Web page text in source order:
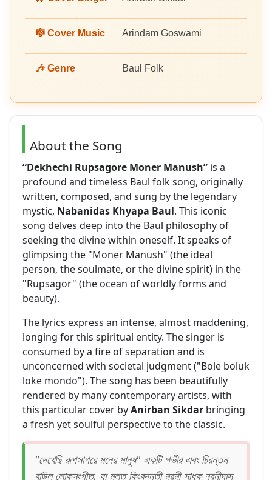
🎼 Cover Music Arindam Goswami
🎶 Genre Baul Folk
About the Song
“Dekhechi Rupsagore Moner Manush” is a
profound and timeless Baul folk song, originally
written, composed, and sung by the legendary
mystic, Nabanidas Khyapa Baul. This iconic
song delves deep into the Baul philosophy of
seeking the divine within oneself. It speaks of
glimpsing the "Moner Manush" (the ideal
person, the soulmate, or the divine spirit) in the
"Rupsagor" (the ocean of worldly forms and
beauty).
The lyrics express an intense, almost maddening,
longing for this spiritual entity. The singer is
consumed by a fire of separation and is
unconcerned with societal judgment ("Bole boluk
loke mondo"). The song has been beautifully
rendered by many contemporary artists, with
this particular cover byAnirban Sikdar bringing
a fresh yet soulful perspective to the classic.
"দেখেছি রূপসাগরে মনের মানুষ" একটি গভীর এবং চিরন্তন
বাউল লোকসংগীত, যা মূলত কিংবদন্তী মরমী সাধক নবনীদাস